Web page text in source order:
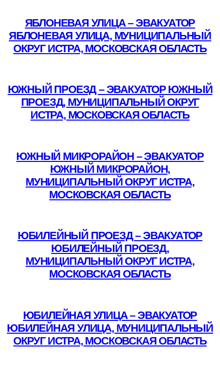
ЯБЛОНЕВАЯ УЛИЦА – ЭВАКУАТОР
ЯБЛОНЕВАЯ УЛИЦА, МУНИЦИПАЛЬНЫЙ
ОКРУГ ИСТРА, МОСКОВСКАЯ ОБЛАСТЬ
ЮЖНЫЙ ПРОЕЗД – ЭВАКУАТОР ЮЖНЫЙ
ПРОЕЗД, МУНИЦИПАЛЬНЫЙ ОКРУГ
ИСТРА, МОСКОВСКАЯ ОБЛАСТЬ
ЮЖНЫЙ МИКРОРАЙОН – ЭВАКУАТОР
ЮЖНЫЙ МИКРОРАЙОН,
МУНИЦИПАЛЬНЫЙ ОКРУГ ИСТРА,
МОСКОВСКАЯ ОБЛАСТЬ
ЮБИЛЕЙНЫЙ ПРОЕЗД – ЭВАКУАТОР
ЮБИЛЕЙНЫЙ ПРОЕЗД,
МУНИЦИПАЛЬНЫЙ ОКРУГ ИСТРА,
МОСКОВСКАЯ ОБЛАСТЬ
ЮБИЛЕЙНАЯ УЛИЦА – ЭВАКУАТОР
ЮБИЛЕЙНАЯ УЛИЦА, МУНИЦИПАЛЬНЫЙ
ОКРУГ ИСТРА, МОСКОВСКАЯ ОБЛАСТЬ